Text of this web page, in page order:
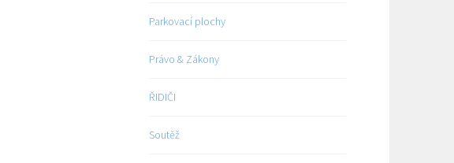
Parkovací plochy
Právo & Zákony
ŘIDIČI
Soutěž